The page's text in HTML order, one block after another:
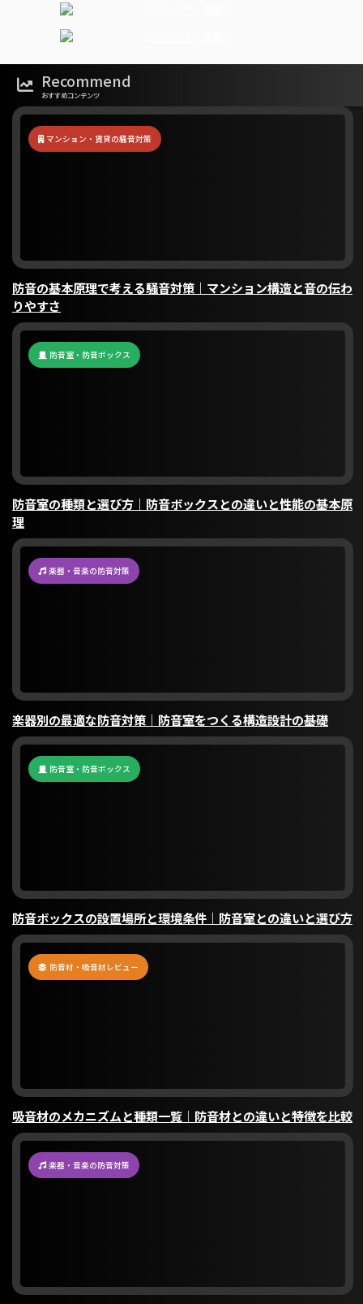
Recommend
おすすめコンテンツ
マンション・賃貸の騒音対策
防音の基本原理で考える騒音対策｜マンション構造と音の伝わ
りやすさ
防音室・防音ボックス
防音室の種類と選び方｜防音ボックスとの違いと性能の基本原
理
楽器・音楽の防音対策
楽器別の最適な防音対策｜防音室をつくる構造設計の基礎
防音室・防音ボックス
防音ボックスの設置場所と環境条件｜防音室との違いと選び方
防音材・吸音材レビュー
吸音材のメカニズムと種類一覧｜防音材との違いと特徴を比較
楽器・音楽の防音対策